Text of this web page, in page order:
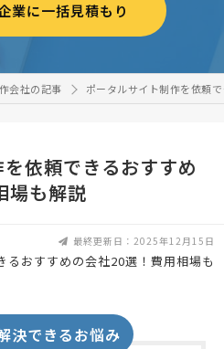
業に一括見積もり
会社の記事 ポータルサイト制作を依頼
依頼できるおすすめ
場も解説
最終更新日：2025年12月15日
決できるお悩み